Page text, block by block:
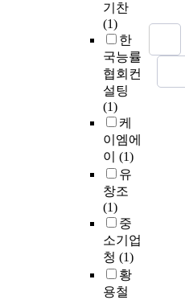
기찬
(1)
한
국능률
협회컨
설팅
(1)
케
이엠에
이 (1)
유
창조
(1)
중
소기업
청 (1)
황
용철